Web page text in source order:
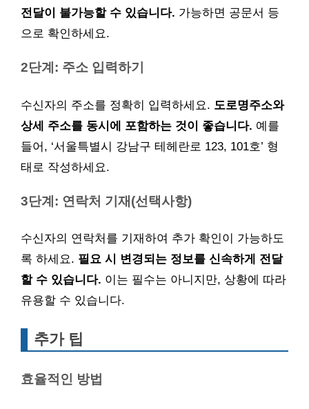
전달이 불가능할 수 있습니다. 가능하면 공문서 등
으로 확인하세요.
2단계: 주소 입력하기
수신자의 주소를 정확히 입력하세요. 도로명주소와
상세 주소를 동시에 포함하는 것이 좋습니다. 예를
들어, ‘서울특별시 강남구 테헤란로 123, 101호’ 형
태로 작성하세요.
3단계: 연락처 기재(선택사항)
수신자의 연락처를 기재하여 추가 확인이 가능하도
록 하세요. 필요 시 변경되는 정보를 신속하게 전달
할 수 있습니다. 이는 필수는 아니지만, 상황에 따라
유용할 수 있습니다.
추가 팁
효율적인 방법